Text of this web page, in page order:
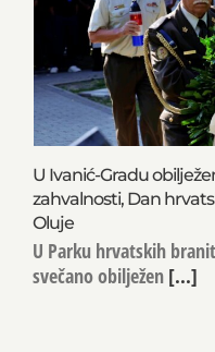
U Ivanić-Gradu
zahvalnosti, Dan
Oluje
U Parku hrvatskih
svečano obilježen [...]